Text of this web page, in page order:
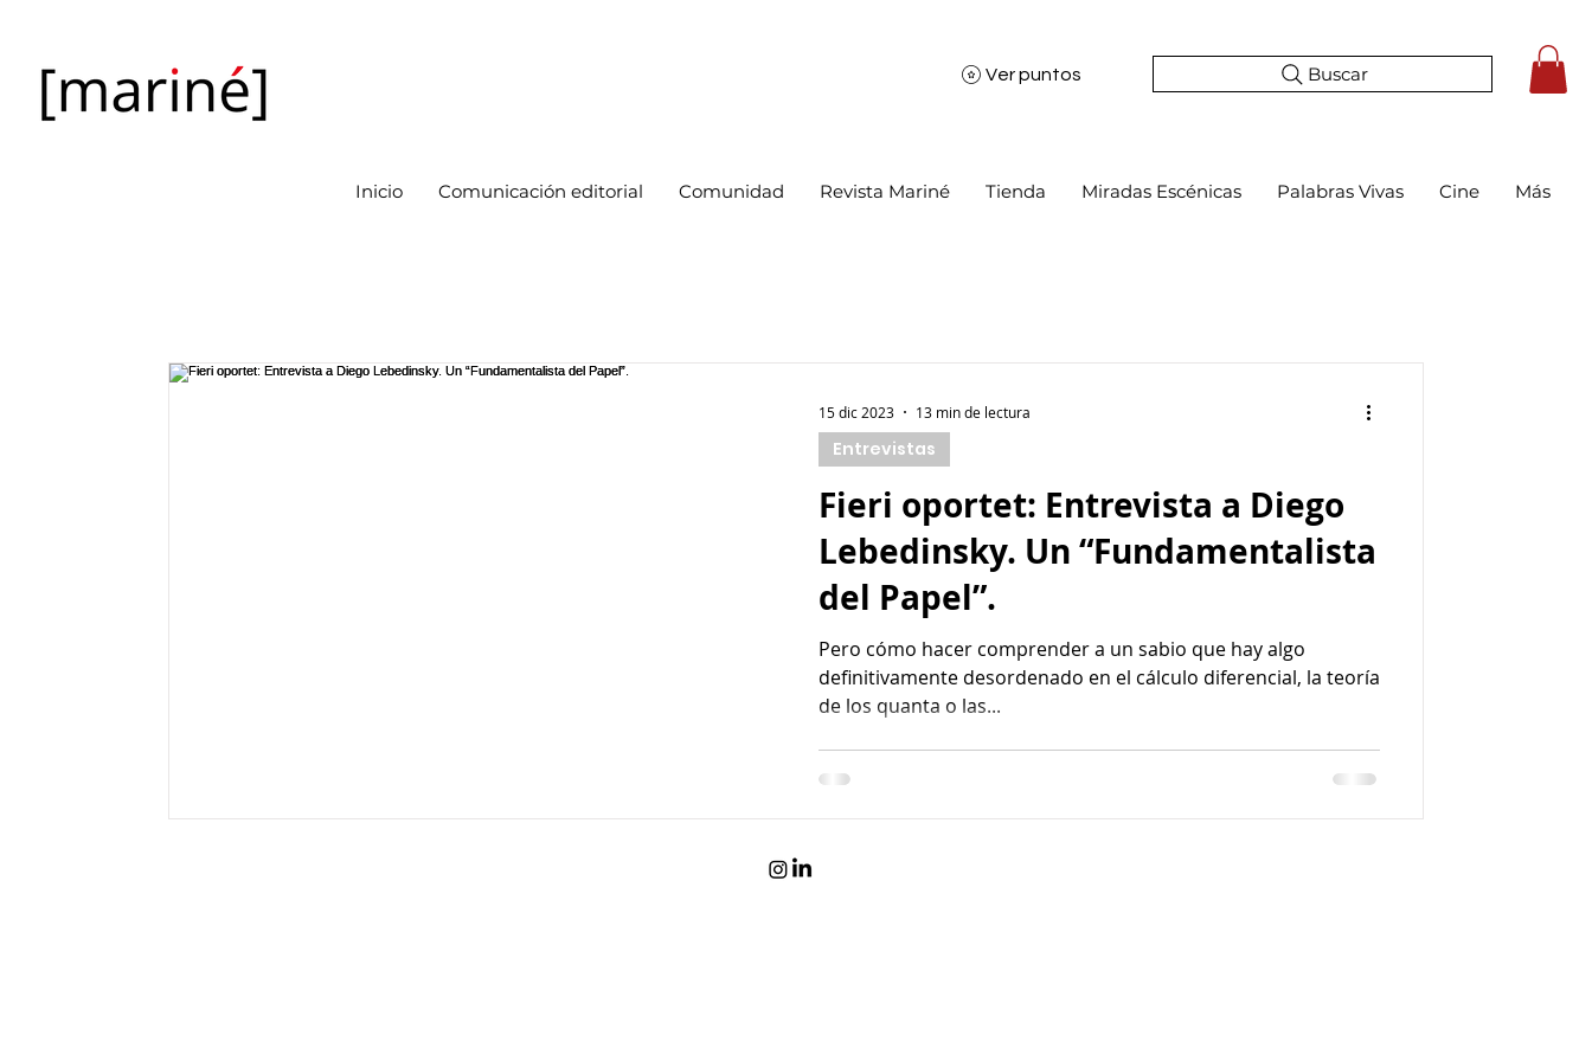
Ver puntos Buscar
Inicio Comunicación editorial Comunidad Revista Mariné Tienda Miradas Escénicas Palabras Vivas Cine Más
Fieri oportet: Entrevista a Diego
Lebedinsky. Un “Fundamentalista
del Papel”.
Pero cómo hacer comprender a un sabio que hay algo
definitivamente desordenado en el cálculo diferencial, la teoría
de los quanta o las...
Entrevistas
15 dic 2023 13 min de lectura